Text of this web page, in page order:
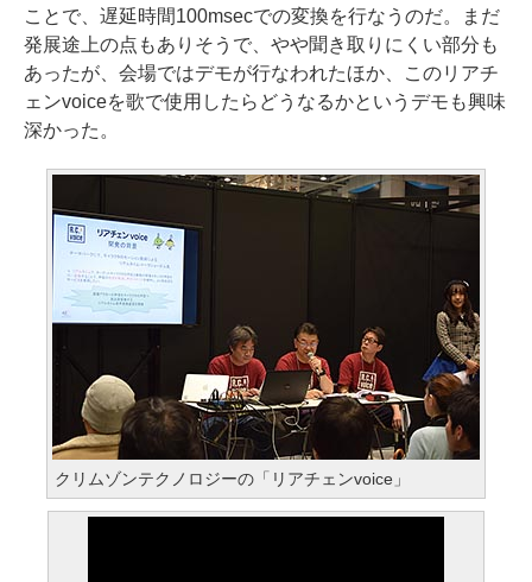
ことで、遅延時間100msecでの変換を行なうのだ。まだ
発展途上の点もありそうで、やや聞き取りにくい部分も
あったが、会場ではデモが行なわれたほか、このリアチ
ェンvoiceを歌で使用したらどうなるかというデモも興味
深かった。
クリムゾンテクノロジーの「リアチェンvoice」